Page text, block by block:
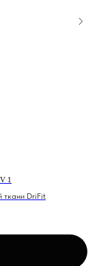
1
ткани DriFit